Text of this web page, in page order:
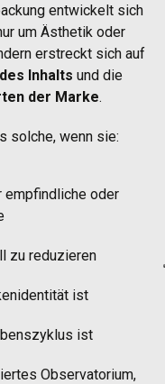
entwickelt sich
um Ästhetik oder
erstreckt sich auf
Inhalts und die
der Marke.
solche, wenn sie:
empfindliche oder
zu reduzieren
ist
ist
Observatorium,